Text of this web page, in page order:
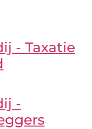
- Taxatie
-